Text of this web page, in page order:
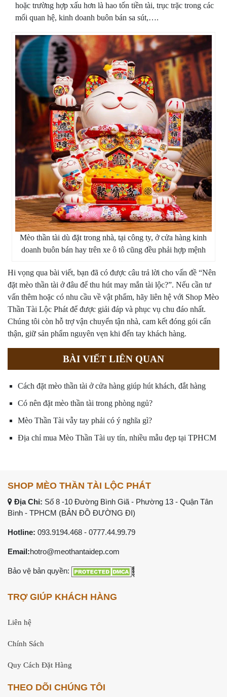
hoặc trường hợp xấu hơn là hao tốn tiền tài, trục trặc trong các
mối quan hệ, kinh doanh buôn bán sa sút,….
Mèo thần tài dù đặt trong nhà, tại công ty, ở cửa hàng kinh
doanh buôn bán hay trên xe ô tô cũng đều phải hợp mệnh
Hi vọng qua bài viết, bạn đã có được câu trả lời cho vấn đề “Nên
đặt mèo thần tài ở đâu để thu hút may mắn tài lộc?”. Nếu cần tư
vấn thêm hoặc có nhu cầu về vật phẩm, hãy liên hệ với Shop Mèo
Thần Tài Lộc Phát để được giải đáp và phục vụ chu đáo nhất.
Chúng tôi còn hỗ trợ vận chuyển tận nhà, cam kết đóng gói cẩn
thận, giữ sản phẩm nguyên vẹn khi đến tay khách hàng.
BÀI VIẾT LIÊN QUAN
Cách đặt mèo thần tài ở cửa hàng giúp hút khách, đắt hàng
Có nên đặt mèo thần tài trong phòng ngủ?
Mèo Thần Tài vẫy tay phải có ý nghĩa gì?
Địa chỉ mua Mèo Thần Tài uy tín, nhiều mẫu đẹp tại TPHCM
SHOP MÈO THẦN TÀI LỘC PHÁT
Địa Chỉ: Số 8 -10 Đường Bình Giã - Phường 13 - Quận Tân
Bình - TPHCM (BẢN ĐỒ ĐƯỜNG ĐI)
Hotline: 093.9194.468 - 0777.44.99.79
Email:hotro@meothantaidep.com
Bảo vệ bản quyền:
TRỢ GIÚP KHÁCH HÀNG
Liên hệ
Chính Sách
Quy Cách Đặt Hàng
THEO DÕI CHÚNG TÔI